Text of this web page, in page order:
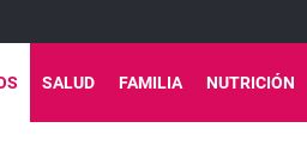
SALUD FAMILIA NUTRICIÓN